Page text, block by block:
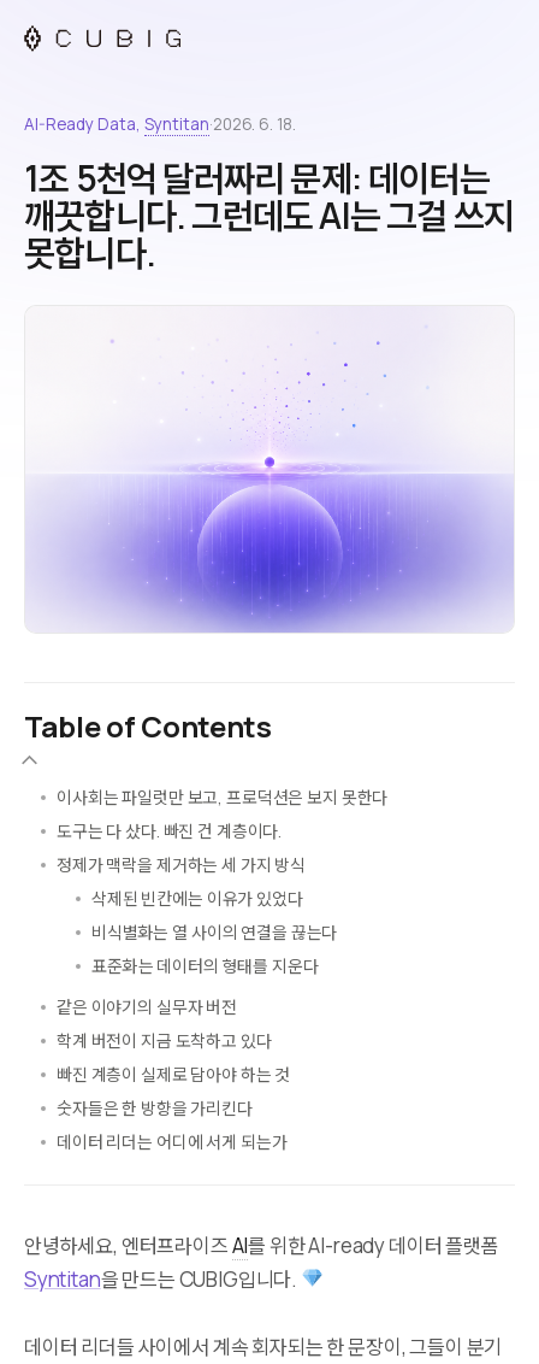
AI-Ready Data, Syntitan·2026. 6. 18.
1조 5천억 달러짜리 문제: 데이터는
깨끗합니다. 그런데도 AI는 그걸 쓰지
못합니다.
Table of Contents
이사회는 파일럿만 보고, 프로덕션은 보지 못한다
도구는 다 샀다. 빠진 건 계층이다.
정제가 맥락을 제거하는 세 가지 방식
삭제된 빈칸에는 이유가 있었다
비식별화는 열 사이의 연결을 끊는다
표준화는 데이터의 형태를 지운다
같은 이야기의 실무자 버전
학계 버전이 지금 도착하고 있다
빠진 계층이 실제로 담아야 하는 것
숫자들은 한 방향을 가리킨다
데이터 리더는 어디에 서게 되는가
안녕하세요, 엔터프라이즈AI를 위한 AI-ready 데이터 플랫폼
Syntitan을 만드는 CUBIG입니다.
데이터 리더들 사이에서 계속 회자되는 한 문장이, 그들이 분기